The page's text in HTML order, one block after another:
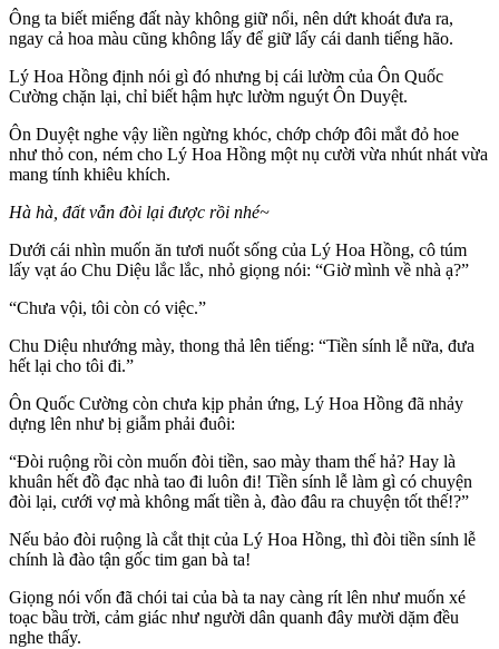
Ông ta biết miếng đất này không giữ nổi, nên dứt khoát đưa ra,
ngay cả hoa màu cũng không lấy để giữ lấy cái danh tiếng hão.
Lý Hoa Hồng định nói gì đó nhưng bị cái lườm của Ôn Quốc
Cường chặn lại, chỉ biết hậm hực lườm nguýt Ôn Duyệt.
Ôn Duyệt nghe vậy liền ngừng khóc, chớp chớp đôi mắt đỏ hoe
như thỏ con, ném cho Lý Hoa Hồng một nụ cười vừa nhút nhát vừa
mang tính khiêu khích.
Hà hà, đất vẫn đòi lại được rồi nhé~
Dưới cái nhìn muốn ăn tươi nuốt sống của Lý Hoa Hồng, cô túm
lấy vạt áo Chu Diệu lắc lắc, nhỏ giọng nói: “Giờ mình về nhà ạ?”
“Chưa vội, tôi còn có việc.”
Chu Diệu nhướng mày, thong thả lên tiếng: “Tiền sính lễ nữa, đưa
hết lại cho tôi đi.”
Ôn Quốc Cường còn chưa kịp phản ứng, Lý Hoa Hồng đã nhảy
dựng lên như bị giẫm phải đuôi:
“Đòi ruộng rồi còn muốn đòi tiền, sao mày tham thế hả? Hay là
khuân hết đồ đạc nhà tao đi luôn đi! Tiền sính lễ làm gì có chuyện
đòi lại, cưới vợ mà không mất tiền à, đào đâu ra chuyện tốt thế!?”
Nếu bảo đòi ruộng là cắt thịt của Lý Hoa Hồng, thì đòi tiền sính lễ
chính là đào tận gốc tim gan bà ta!
Giọng nói vốn đã chói tai của bà ta nay càng rít lên như muốn xé
toạc bầu trời, cảm giác như người dân quanh đây mười dặm đều
nghe thấy.